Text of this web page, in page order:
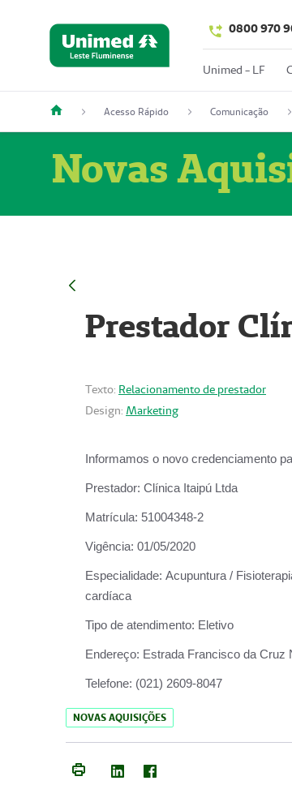
0800 970
Unimed - LF
Acesso Rápido Comunicação
Novas
Prestador
Texto: Relacionamento de prestador
Design: Marketing
Informamos o novo credenciamento
Prestador: Clínica Itaipú Ltda
Matrícula: 51004348-2
Vigência: 01/05/2020
Especialidade: Acupuntura /
cardíaca
Tipo de atendimento: Eletivo
Endereço: Estrada Francisco da Cruz
Telefone: (021) 2609-8047
NOVAS AQUISIÇÕES